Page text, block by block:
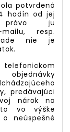
potvrdená
hodín od jej
právo ju
resp.
nie je
predávajúci
nárok na
vo výške
neúspešné